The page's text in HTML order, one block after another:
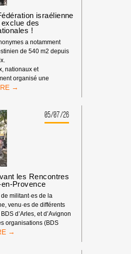
israélienne
exclue des
!
a notamment
de 540 m2 depuis
nationaux et
organisé une
05/07/26
les Rencontres
en-Provence
militant·es de la
venu·es de différents
d’Arles, et d’Avignon
organisations (BDS